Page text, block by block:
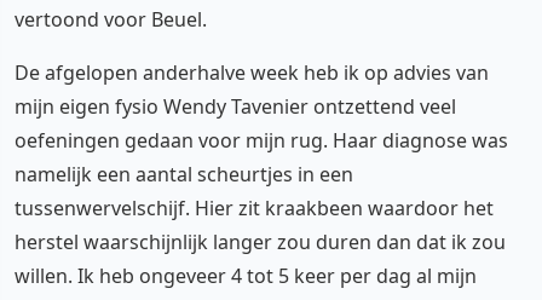
vertoond voor Beuel.
De afgelopen anderhalve week heb ik op advies van
mijn eigen fysio Wendy Tavenier ontzettend veel
oefeningen gedaan voor mijn rug. Haar diagnose was
namelijk een aantal scheurtjes in een
tussenwervelschijf. Hier zit kraakbeen waardoor het
herstel waarschijnlijk langer zou duren dan dat ik zou
willen. Ik heb ongeveer 4 tot 5 keer per dag al mijn